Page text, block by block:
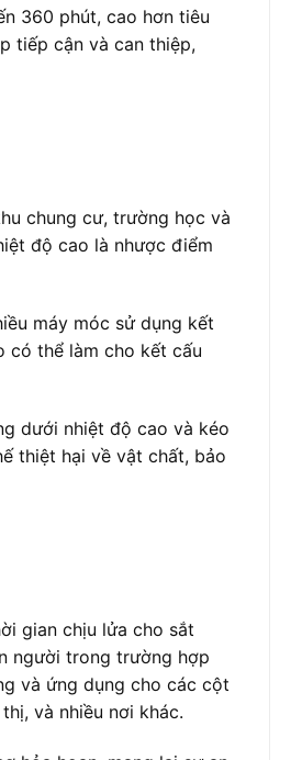
360 phút, cao hơn tiêu
tiếp cận và can thiệp,
chung cư, trường học và
độ cao là nhược điểm
máy móc sử dụng kết
có thể làm cho kết cấu
dưới nhiệt độ cao và kéo
thiệt hại về vật chất, bảo
gian chịu lửa cho sắt
người trong trường hợp
và ứng dụng cho các cột
và nhiều nơi khác.